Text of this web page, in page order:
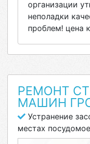
организации
неполадки
проблем! цена
РЕМОНТ
МАШИН
Устранение
местах